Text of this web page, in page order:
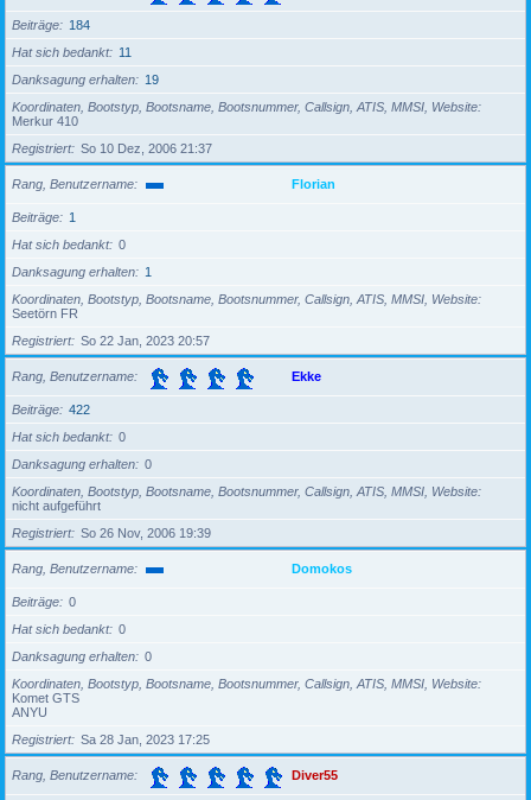
Beiträge
184
Hat sich bedankt
11
Danksagung erhalten
19
Koordinaten, Bootstyp, Bootsname, Bootsnummer, Callsign, ATIS, MMSI, Website
Merkur 410
Registriert
So 10 Dez, 2006 21:37
Rang, Benutzername Florian
Beiträge
1
Hat sich bedankt
0
Danksagung erhalten
1
Koordinaten, Bootstyp, Bootsname, Bootsnummer, Callsign, ATIS, MMSI, Website
Seetörn FR
Registriert
So 22 Jan, 2023 20:57
Rang, Benutzername Ekke
Beiträge
422
Hat sich bedankt
0
Danksagung erhalten
0
Koordinaten, Bootstyp, Bootsname, Bootsnummer, Callsign, ATIS, MMSI, Website
nicht aufgeführt
Registriert
So 26 Nov, 2006 19:39
Rang, Benutzername Domokos
Beiträge
0
Hat sich bedankt
0
Danksagung erhalten
0
Koordinaten, Bootstyp, Bootsname, Bootsnummer, Callsign, ATIS, MMSI, Website
Komet GTS
ANYU
Registriert
Sa 28 Jan, 2023 17:25
Rang, Benutzername Diver55